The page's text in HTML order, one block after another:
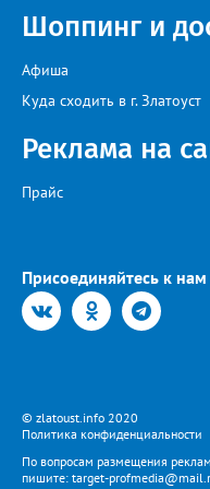
бензина и объёмы его
бесперебойное
общественного транспорта.
Шоппинг и
Афиша
Куда сходить в г. Златоуст
Реклама на
Прайс
Присоединяйтесь к нам
© zlatoust.info 2020
Политика конфиденциальности
По вопросам размещения
пишите: target-